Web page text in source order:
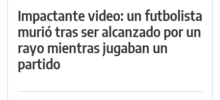
Impactante video: un futbolista
murió tras ser alcanzado por un
rayo mientras jugaban un
partido